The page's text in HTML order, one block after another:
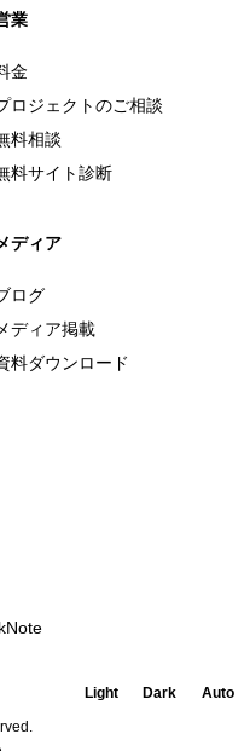
業
金
ロジェクトのご相談
料相談
料サイト診断
ディア
ログ
ディア掲載
料ダウンロード
Note
Light Dark
Auto